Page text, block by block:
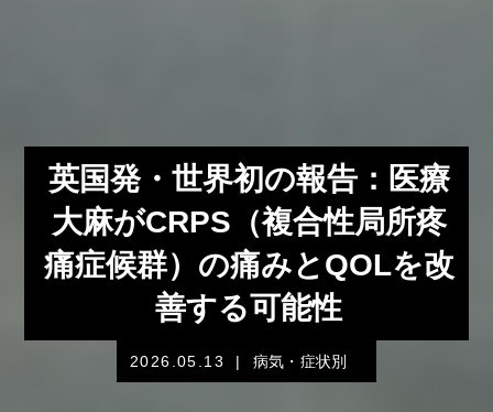
英国発・世界初の報告：医療
大麻がCRPS（複合性局所疼
痛症候群）の痛みとQOLを改
善する可能性
2026.05.13 | 病気・症状別